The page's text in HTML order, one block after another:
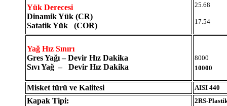
Yük Derecesi
Dinamik Yük (CR)
Satatik Yük (COR)
25.68
17.54
Yağ Hız Sınırı
Gres Yağı – Devir Hız Dakika
Sıvı Yağ – Devir Hız Dakika
8000
10000
Misket türü ve Kalitesi AISI 440
Kapak Tipi: 2RS-